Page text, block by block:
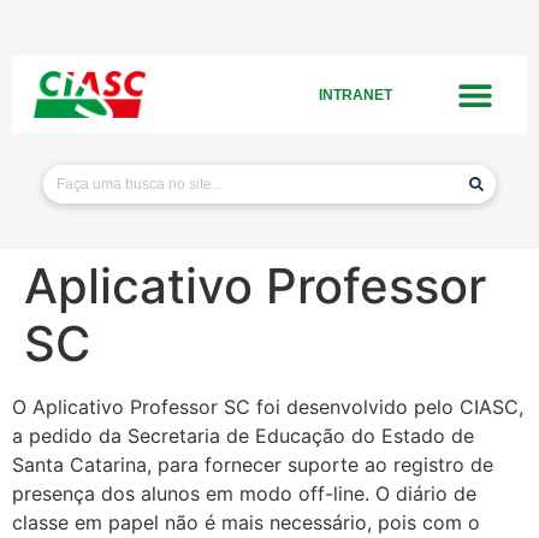
INTRANET
Aplicativo Professor
SC
O Aplicativo Professor SC foi desenvolvido pelo CIASC,
a pedido da Secretaria de Educação do Estado de
Santa Catarina, para fornecer suporte ao registro de
presença dos alunos em modo off-line. O diário de
classe em papel não é mais necessário, pois com o